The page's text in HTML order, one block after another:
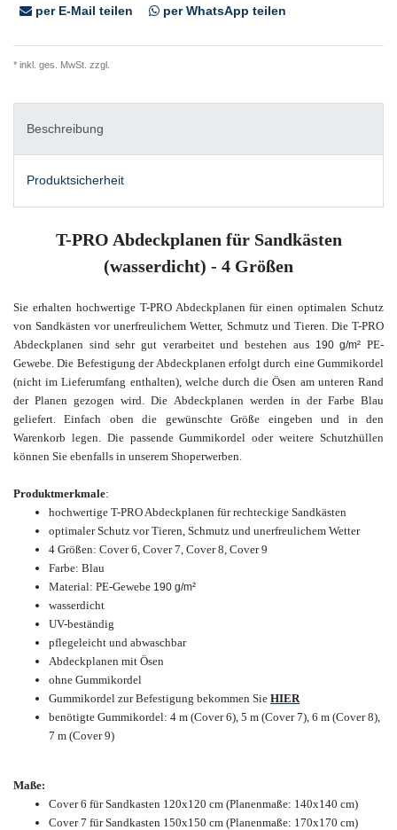
per E-Mail teilen per WhatsApp teilen
* inkl. ges. MwSt. zzgl.
Beschreibung
Produktsicherheit
T-PRO Abdeckplanen für Sandkästen
(wasserdicht) - 4 Größen
Sie erhalten hochwertige T-PRO Abdeckplanen für einen optimalen Schutz
von Sandkästen vor unerfreulichem Wetter, Schmutz und Tieren. Die T-PRO
Abdeckplanen sind sehr gut verarbeitet und bestehen aus 190 g/m²PE-
Gewebe. Die Befestigung der Abdeckplanen erfolgt durch eine Gummikordel
(nicht im Lieferumfang enthalten), welche durch die Ösen am unteren Rand
der Planen gezogen wird. Die Abdeckplanen werden in der Farbe Blau
geliefert.Einfach oben die gewünschte Größe eingeben und in den
Warenkorb legen. Die passende Gummikordel oder weitere Schutzhüllen
können Sie ebenfalls in unserem Shoperwerben.
Produktmerkmale:
hochwertige T-PRO Abdeckplanen für rechteckige Sandkästen
optimaler Schutz vor Tieren, Schmutz und unerfreulichem Wetter
4 Größen: Cover 6, Cover 7, Cover 8, Cover 9
Farbe: Blau
Material: PE-Gewebe 190 g/m²
wasserdicht
UV-beständig
pflegeleicht und abwaschbar
Abdeckplanen mit Ösen
ohne Gummikordel
Gummikordel zur Befestigung bekommen Sie HIER
benötigte Gummikordel: 4 m (Cover 6), 5 m (Cover 7), 6 m (Cover 8),
7 m (Cover 9)
Maße:
Cover 6 für Sandkasten 120x120 cm (Planenmaße: 140x140 cm)
Cover 7 für Sandkasten 150x150 cm (Planenmaße: 170x170 cm)